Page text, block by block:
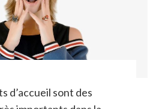
d’accueil sont des